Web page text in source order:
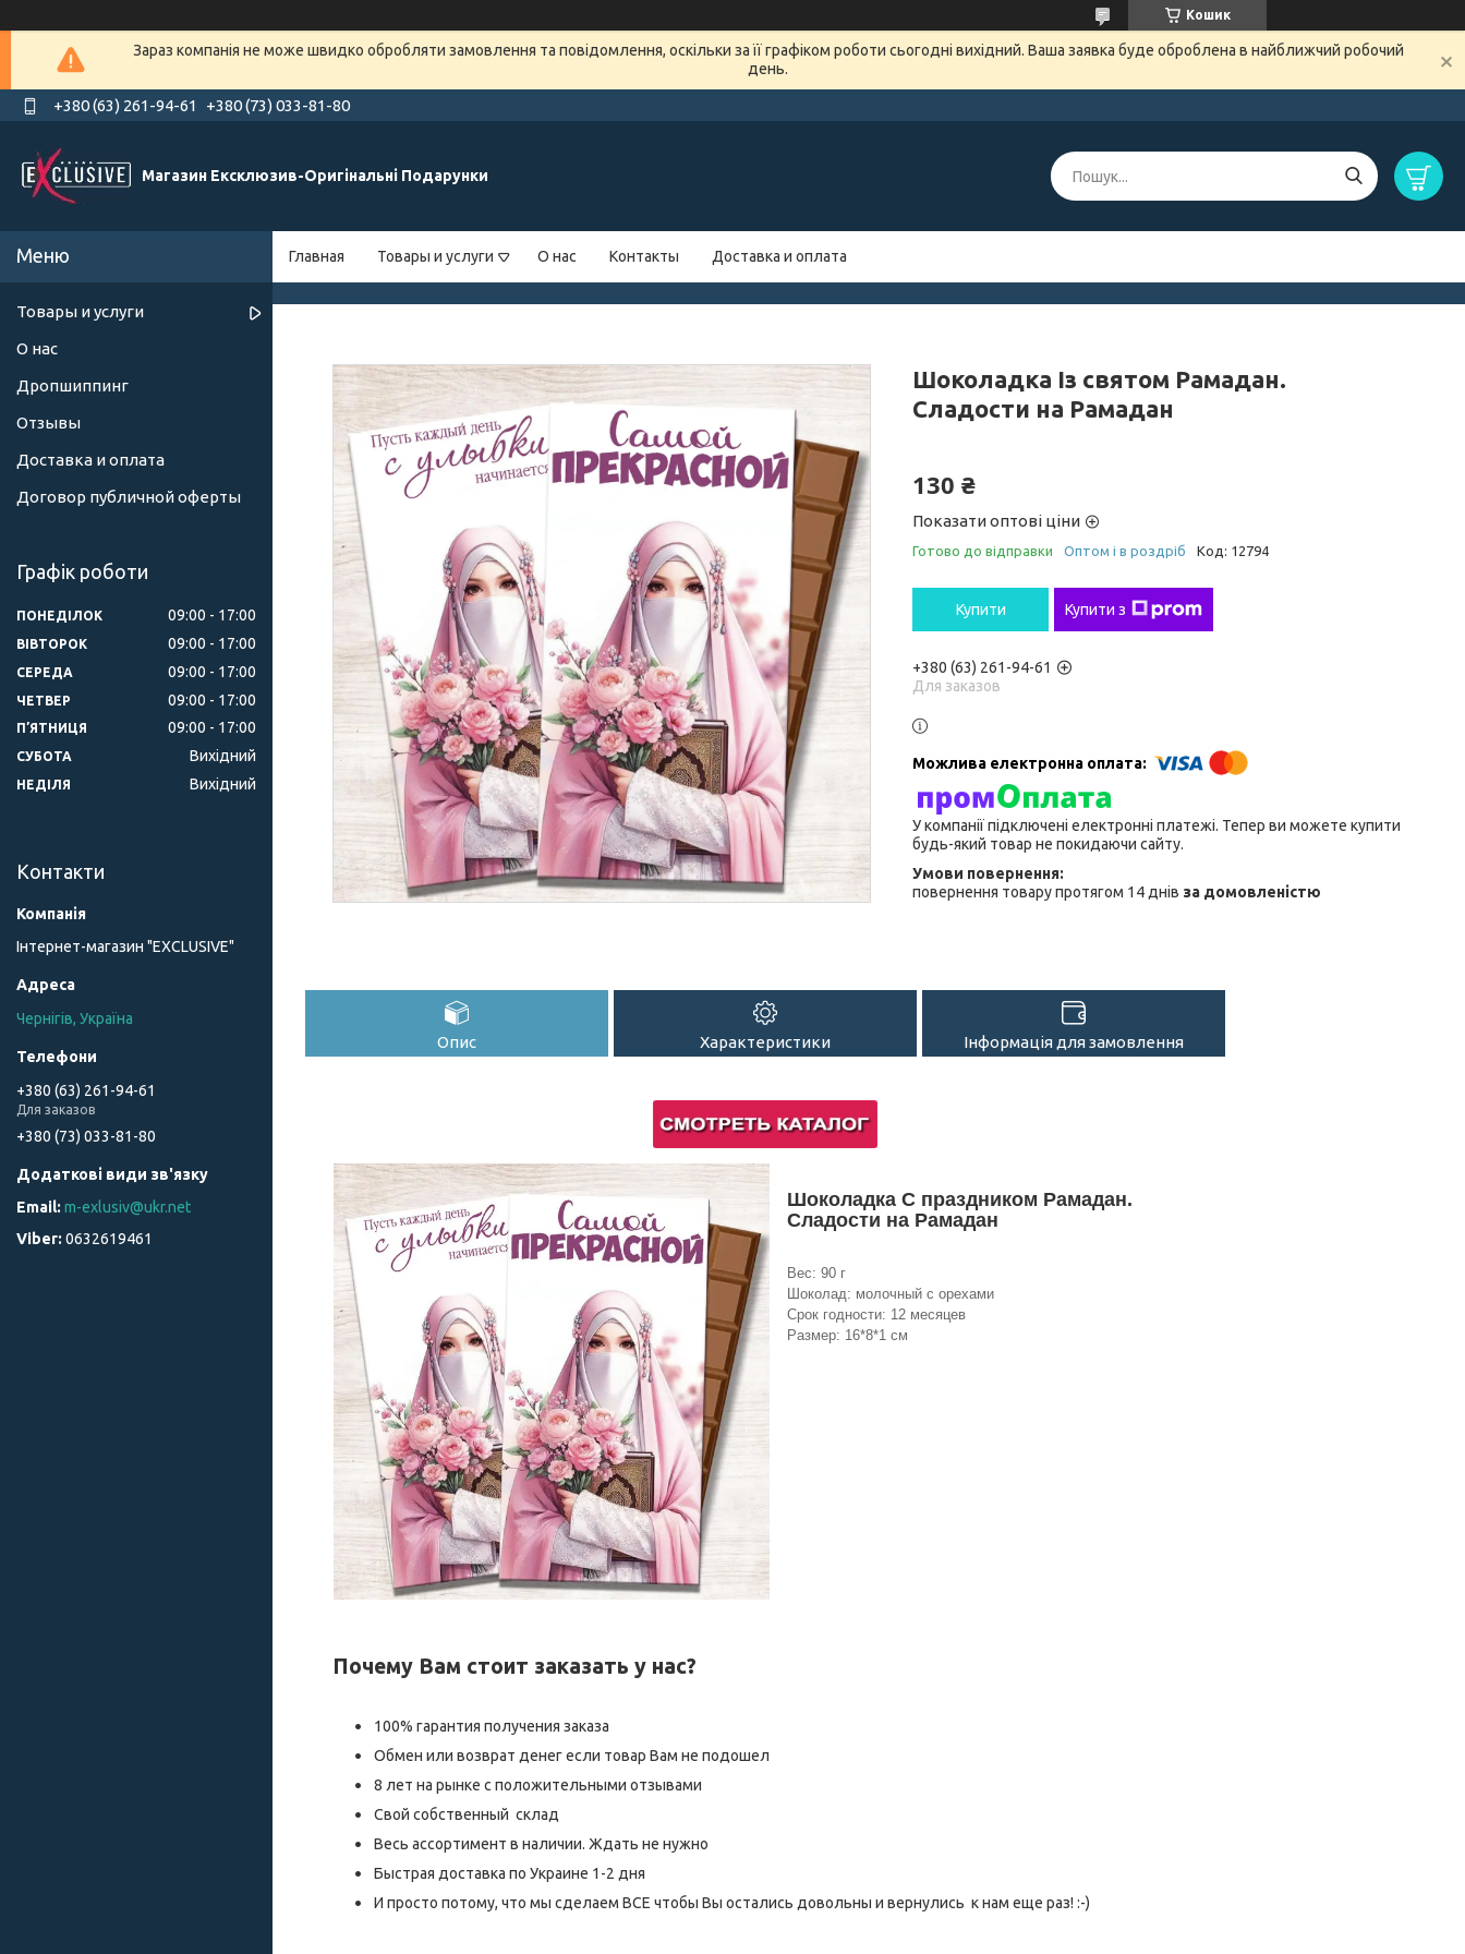
Кошик
Зараз компанія не може швидко обробляти замовлення та повідомлення, оскільки за її графіком роботи сьогодні вихідний. Ваша заявка буде оброблена в найближчий робочий
день.
+380 (63) 261-94-61 +380 (73) 033-81-80
Магазин Ексклюзив-Оригінальні Подарунки
Главная Товары и услуги О нас Контакты Доставка и оплата
Шоколадка Із святом Рамадан.
Сладости на Рамадан
130 ₴
Показати оптові ціни
Готово до відправки Оптом і в роздріб Код: 12794
Купити Купити з
+380 (63) 261-94-61
Для заказов
У компанії підключені електронні платежі. Тепер ви можете купити
будь-який товар не покидаючи сайту.
повернення товару протягом 14 днів за домовленістю
Опис Характеристики Інформація для замовлення
Шоколадка С праздником Рамадан.
Сладости на Рамадан
Вес: 90 г
Шоколад: молочный с орехами
Срок годности: 12 месяцев
Размер: 16*8*1 см
Почему Вам стоит заказать у нас?
100% гарантия получения заказа
Обмен или возврат денег если товар Вам не подошел
8 лет на рынке с положительными отзывами
Свой собственный склад
Весь ассортимент в наличии. Ждать не нужно
Быстрая доставка по Украине 1-2 дня
И просто потому, что мы сделаем ВСЕ чтобы Вы остались довольны и вернулись к нам еще раз! :-)
Товары и услуги
О нас
Дропшиппинг
Отзывы
Доставка и оплата
Договор публичной оферты
Графік роботи
ПОНЕДІЛОК 09:00 17:00
ВІВТОРОК 09:00 17:00
СЕРЕДА 09:00 17:00
ЧЕТВЕР 09:00 17:00
ПʼЯТНИЦЯ 09:00 17:00
СУБОТА Вихідний
НЕДІЛЯ Вихідний
Контакти
Інтернет-магазин "ЕXCLUSIVE"
Чернігів, Україна
+380 (63) 261-94-61
Для заказов
+380 (73) 033-81-80
m-exlusiv@ukr.net
0632619461